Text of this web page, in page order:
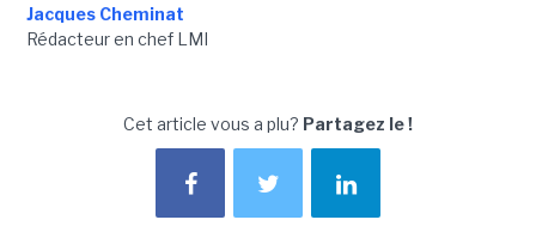
Jacques Cheminat
Rédacteur en chef LMI
Cet article vous a plu? Partagez le !